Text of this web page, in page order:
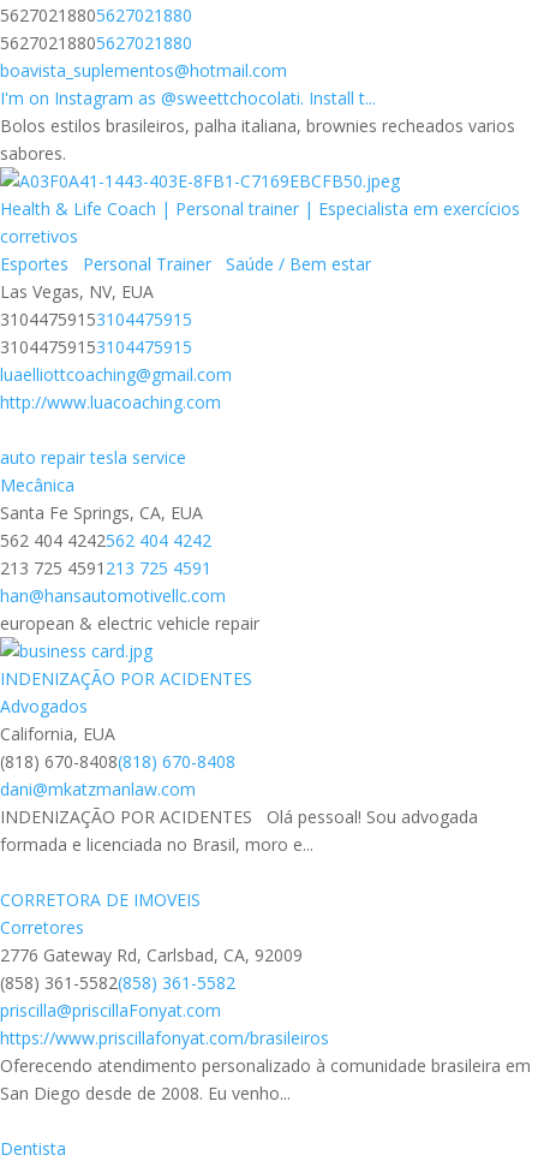
56270218805627021880
56270218805627021880
boavista_suplementos@hotmail.com
I'm on Instagram as @sweettchocolati. Install t...
Bolos estilos brasileiros, palha italiana, brownies recheados varios
sabores.
Health & Life Coach | Personal trainer | Especialista em exercícios
corretivos
Esportes
Personal Trainer
Saúde / Bem estar
Las Vegas, NV, EUA
31044759153104475915
31044759153104475915
luaelliottcoaching@gmail.com
http://www.luacoaching.com
auto repair tesla service
Mecânica
Santa Fe Springs, CA, EUA
562 404 4242562 404 4242
213 725 4591 213 725 4591
han@hansautomotivellc.com
european & electric vehicle repair
INDENIZAÇÃO POR ACIDENTES
Advogados
California, EUA
(818) 670-8408(818) 670-8408
dani@mkatzmanlaw.com
INDENIZAÇÃO POR ACIDENTES Olá pessoal! Sou advogada
formada e licenciada no Brasil, moro e...
CORRETORA DE IMOVEIS
Corretores
2776 Gateway Rd, Carlsbad, CA, 92009
(858) 361-5582(858) 361-5582
priscilla@priscillaFonyat.com
https://www.priscillafonyat.com/brasileiros
Oferecendo atendimento personalizado à comunidade brasileira em
San Diego desde de 2008. Eu venho...
Dentista